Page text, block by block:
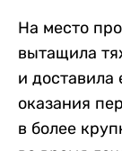
На место
вытащила
и доставила
оказания
в более